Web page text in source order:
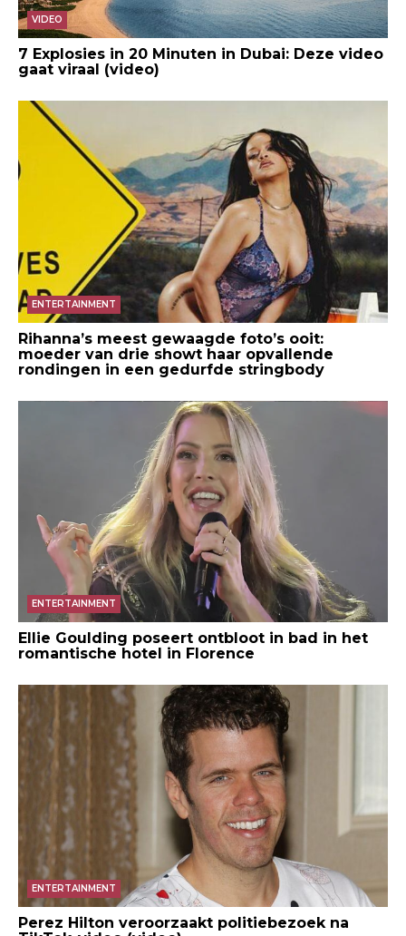
VIDEO
7 Explosies in 20 Minuten in Dubai: Deze video
gaat viraal (video)
ENTERTAINMENT
Rihanna’s meest gewaagde foto’s ooit:
moeder van drie showt haar opvallende
rondingen in een gedurfde stringbody
ENTERTAINMENT
Ellie Goulding poseert ontbloot in bad in het
romantische hotel in Florence
ENTERTAINMENT
Perez Hilton veroorzaakt politiebezoek na